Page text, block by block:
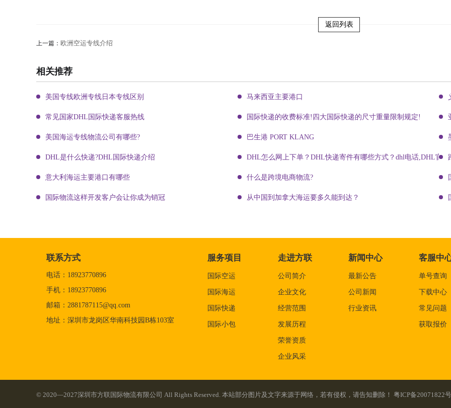
返回列表
上一篇： 欧洲空运专线介绍
相关推荐
美国专线欧洲专线日本专线区别 马来西亚主要港口
常见国家DHL国际快递客服热线 国际快递的收费标准!四大国际快递的尺寸重量限制规定!
美国海运专线物流公司有哪些? 巴生港 PORT KLANG
DHL是什么快递?DHL国际快递介绍 DHL怎么网上下单？DHL快递寄件有哪些方式？dhl电话,DHL官网
意大利海运主要港口有哪些 什么是跨境电商物流?
国际物流这样开发客户会让你成为销冠 从中国到加拿大海运要多久能到达？
联系方式
电话：18923770896
手机：18923770896
邮箱：2881787115@qq.com
地址：深圳市龙岗区华南科技园B栋103室
服务项目
国际空运
国际海运
国际快递
国际小包
走进方联
公司简介
企业文化
经营范围
发展历程
荣誉资质
企业风采
新闻中心
最新公告
公司新闻
行业资讯
客服中
单号查询
下载中心
常见问题
获取报价
© 2020—2027深圳市方联国际物流有限公司 All Rights Reserved. 本站部分图片及文字来源于网络，若有侵权，请告知删除！ 粤ICP备20071822